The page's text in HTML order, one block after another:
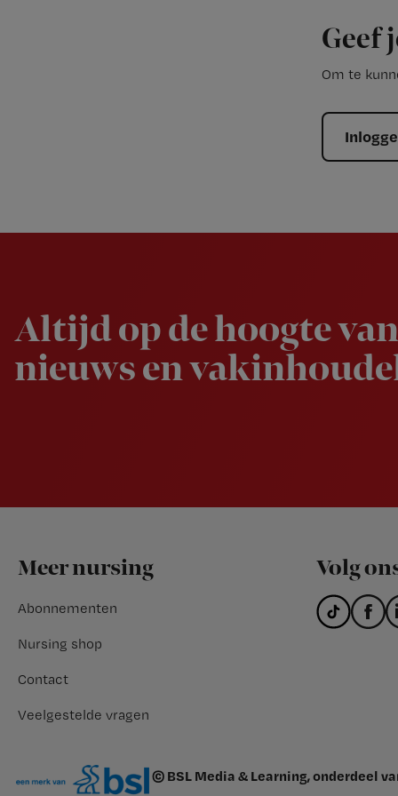
Geef
Om te
Altijd op de hoogte
nieuws en
Footer
Meer nursing
Abonnementen
Nursing shop
Contact
Veelgestelde vragen
Volg
© BSL Media & Learning, onderdeel